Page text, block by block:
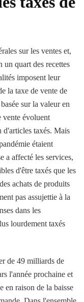
sur les ventes et,
un quart des recettes
imposent leur
la taxe de vente de
sur la valeur en
vente évoluent
d'articles taxés. Mais
étaient
a affecté les services,
d'être taxés que les
achats de produits
pas assujettie à la
dans les
lourdement taxés
de 49 milliards de
l'année prochaine et
en raison de la baisse